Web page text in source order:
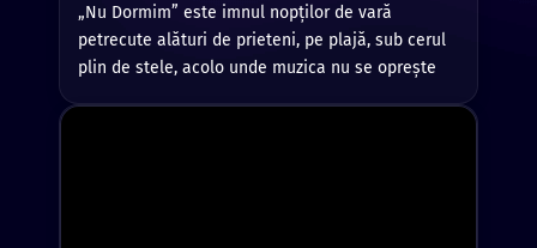
„Nu Dormim” este imnul nopților de vară
petrecute alături de prieteni, pe plajă, sub cerul
plin de stele, acolo unde muzica nu se oprește